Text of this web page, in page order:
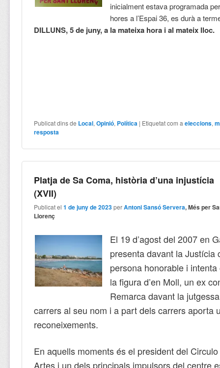
inicialment estava programada
hores a l’Espai 36, es durà a
DILLUNS, 5 de juny, a la mateixa hora i al mateix lloc.
Publicat dins de Local,Opinió, Política | Etiquetat com a eleccions,
resposta
Platja de Sa Coma, història d’una injustícia
(XVII)
Publicat el1 de juny de 2023 perAntoni Sansó Servera, Més per
Llorenç
El 19 d’agost del 2007 en
presenta davant la Justícia
persona honorable i
la figura d’en Moll, un ex
Remarca davant la
carrers al seu nom i a part dels carrers aporta
reconeixements.
En aquells moments és el president del
Artes i un dels principals impulsors del centre